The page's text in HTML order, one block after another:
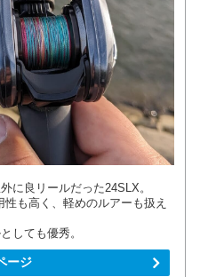
に良リールだった24SLX。
も高く、軽めのルアーも扱え
しても優秀。
ージ